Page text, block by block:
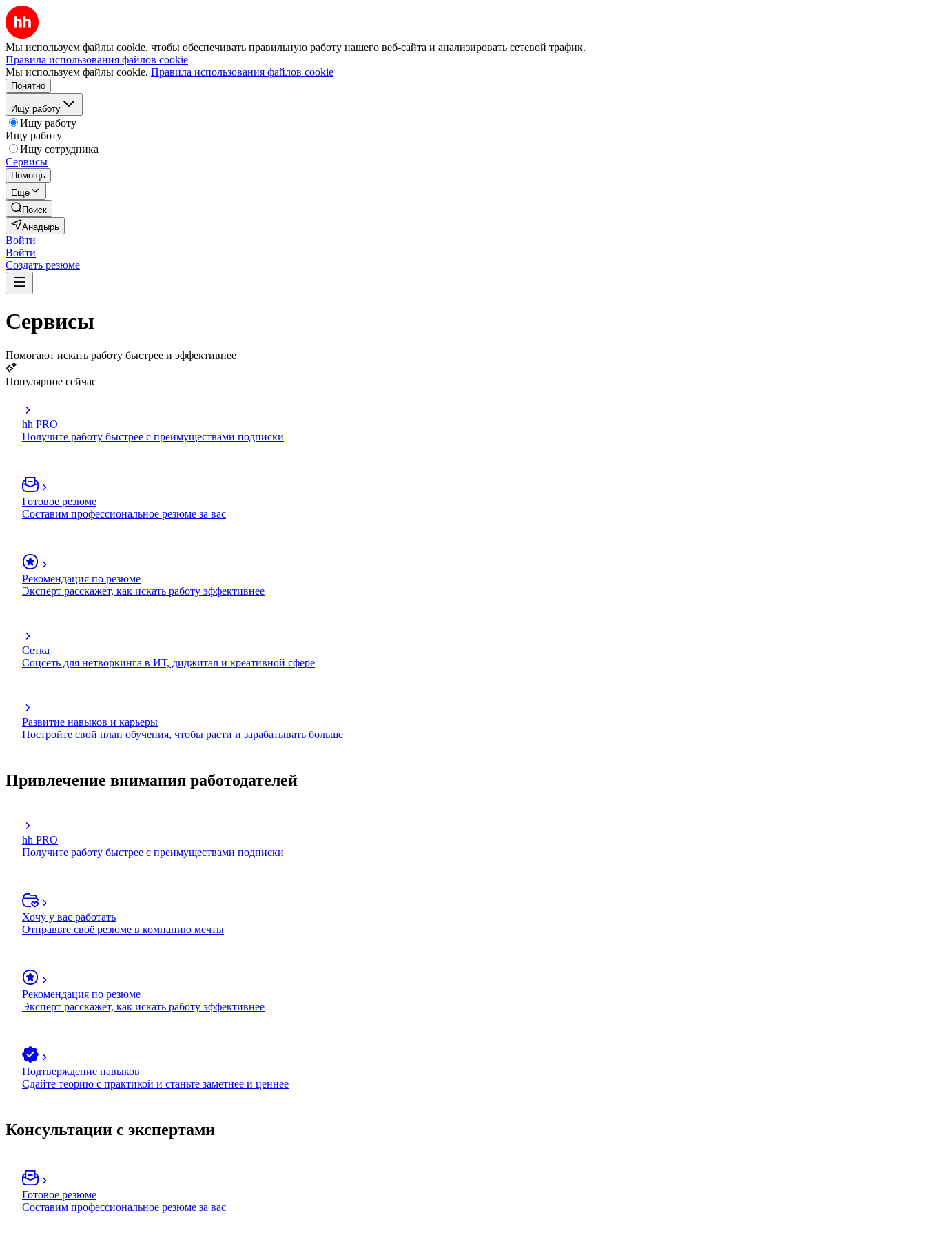
Мы используем файлы cookie, чтобы обеспечивать правильную работу нашего веб-сайта и анализировать сетевой трафик.
Правила использования файлов cookie
Мы используем файлы cookie. Правила использования файлов cookie
Понятно
Ищу работу
Ищу работу
Ищу работу
Ищу сотрудника
Сервисы
Помощь
Ещё
Поиск
Анадырь
Войти
Войти
Создать резюме
Сервисы
Помогают искать работу быстрее и эффективнее
Популярное сейчас
hh PRO
Получите работу быстрее с преимуществами подписки
Готовое резюме
Составим профессиональное резюме за вас
Рекомендация по резюме
Эксперт расскажет, как искать работу эффективнее
Сетка
Соцсеть для нетворкинга в ИТ, диджитал и креативной сфере
Развитие навыков и карьеры
Постройте свой план обучения, чтобы расти и зарабатывать больше
Привлечение внимания работодателей
hh PRO
Получите работу быстрее с преимуществами подписки
Хочу у вас работать
Отправьте своё резюме в компанию мечты
Рекомендация по резюме
Эксперт расскажет, как искать работу эффективнее
Подтверждение навыков
Сдайте теорию с практикой и станьте заметнее и ценнее
Консультации с экспертами
Готовое резюме
Составим профессиональное резюме за вас